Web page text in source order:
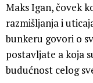
Maks Igan, čovek
razmišljanja i
bunkeru govori o
postavljate a koja
budućnost celog